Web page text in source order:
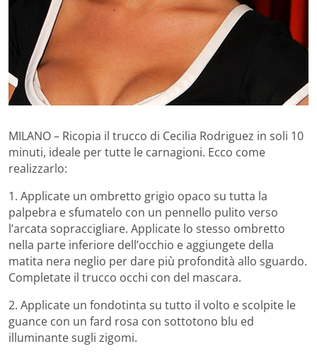
MILANO – Ricopia il trucco di Cecilia Rodriguez in soli 10
minuti, ideale per tutte le carnagioni. Ecco come
realizzarlo:
1. Applicate un ombretto grigio opaco su tutta la
palpebra e sfumatelo con un pennello pulito verso
l’arcata sopraccigliare. Applicate lo stesso ombretto
nella parte inferiore dell’occhio e aggiungete della
matita nera neglio per dare più profondità allo sguardo.
Completate il trucco occhi con del mascara.
2. Applicate un fondotinta su tutto il volto e scolpite le
guance con un fard rosa con sottotono blu ed
illuminante sugli zigomi.